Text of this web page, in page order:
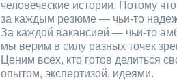
человеческие истории. Потому что
за каждым резюме — чьи‑то
За каждой вакансией — чьи‑то
мы верим в силу разных точек
Ценим всех, кто готов делиться
опытом, экспертизой, идеями.